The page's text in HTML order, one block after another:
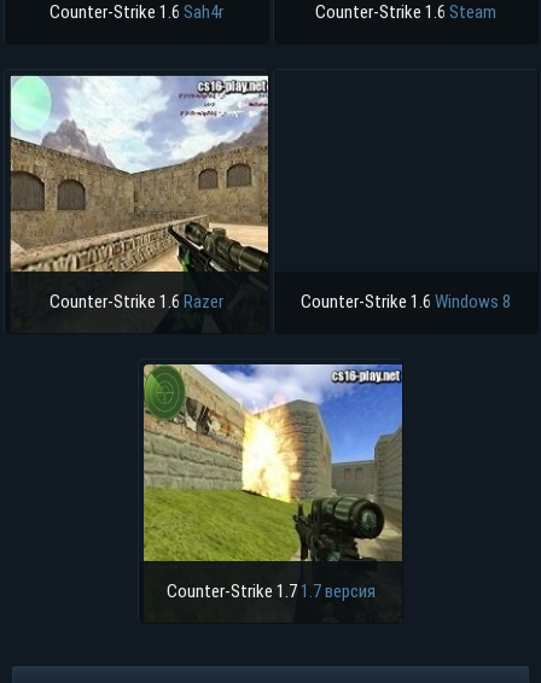
Counter-Strike 1.6 Sah4r Counter-Strike 1.6 Steam
Counter-Strike 1.6Razer Counter-Strike 1.6 Windows 8
Counter-Strike 1.71.7 версия